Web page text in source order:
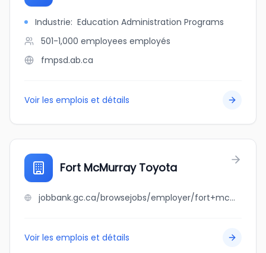
Industrie: Education Administration Programs
501-1,000 employees employés
fmpsd.ab.ca
Voir les emplois et détails
Fort McMurray Toyota
jobbank.gc.ca/browsejobs/employer/fort+mcmurray+toyota/ca
Voir les emplois et détails